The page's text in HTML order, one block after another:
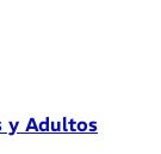
y Adultos